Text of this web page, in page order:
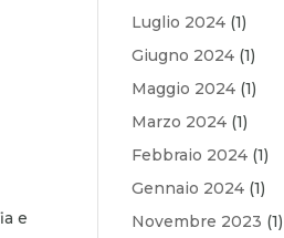
e
Luglio 2024 (1)
Giugno 2024 (1)
Maggio 2024 (1)
Marzo 2024 (1)
Febbraio 2024 (1)
Gennaio 2024 (1)
Novembre 2023 (1)